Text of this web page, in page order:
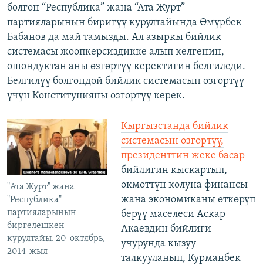
болгон “Республика” жана “Ата Журт”
партияларынын биригүү курултайында Өмүрбек
Бабанов да май тамызды. Ал азыркы бийлик
системасы жоопкерсиздикке алып келгенин,
ошондуктан аны өзгөртүү керектигин белгиледи.
Белгилүү болгондой бийлик системасын өзгөртүү
үчүн Конституцияны өзгөртүү керек.
"Ата Журт" жана
"Республика"
партияларынын
биргелешкен
курултайы. 20-октябрь,
2014-жыл
​Кыргызстанда бийлик
системасын өзгөртүү,
президенттин жеке басар
бийлигин кыскартып,
өкмөттүн колуна финансы
жана экономиканы өткөрүп
берүү маселеси Аскар
Акаевдин бийлиги
учурунда кызуу
талкууланып, Курманбек